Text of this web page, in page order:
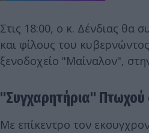
Στις 18:00, ο κ. Δένδιας θα
και φίλους του
ξενοδοχείο "Μαίναλον",
"Συγχαρητήρια" Πτωχού
Με επίκεντρο τον